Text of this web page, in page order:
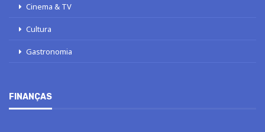
Cinema & TV
Cultura
Gastronomia
FINANÇAS